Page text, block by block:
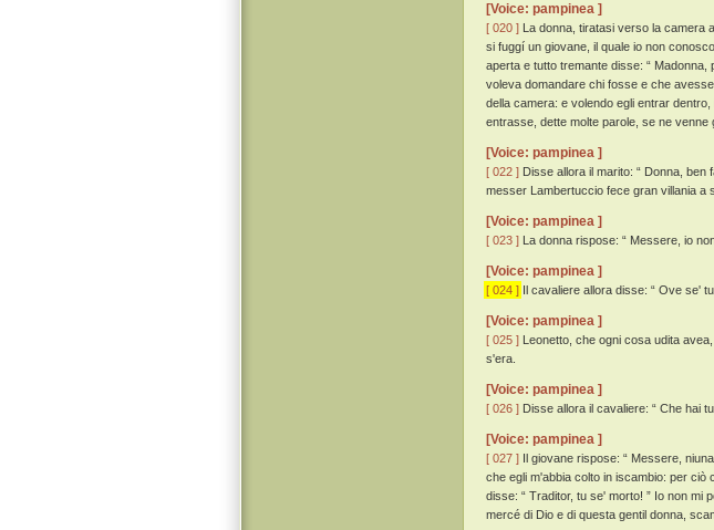
[Voice: pampinea ]
[ 020 ] La donna, tiratasi verso la camera
si fuggí un giovane, il quale io non
aperta e tutto tremante disse: “ Madonna,
voleva domandare chi fosse e che
della camera: e volendo egli entrar
entrasse, dette molte parole, se ne venne
[Voice: pampinea ]
[ 022 ] Disse allora il marito: “ Donna,
messer Lambertuccio fece gran villania a
[Voice: pampinea ]
[ 023 ] La donna rispose: “ Messere, io
[Voice: pampinea ]
[ 024 ] Il cavaliere allora disse: “ Ove se'
[Voice: pampinea ]
[ 025 ] Leonetto, che ogni cosa udita
s'era.
[Voice: pampinea ]
[ 026 ] Disse allora il cavaliere: “ Che hai
[Voice: pampinea ]
[ 027 ] Il giovane rispose: “ Messere,
che egli m'abbia colto in iscambio: per ciò
disse: “ Traditor, tu se' morto! ” Io non mi
mercé di Dio e di questa gentil donna,